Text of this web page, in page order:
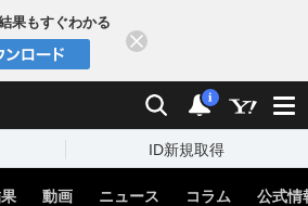
果もすぐわかる
検索 通知
i
ID新規取得
動画 ニュース コラム 公式情